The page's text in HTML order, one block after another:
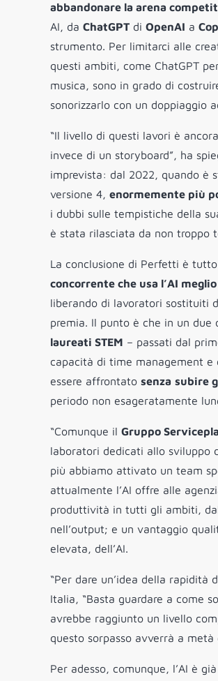
abbandonare la arena
AI, da ChatGPT di OpenAI a
strumento. Per limitarci alle
questi ambiti, come ChatGPT
musica, sono in grado di
sonorizzarlo con un doppiaggio
“Il livello di questi lavori è
invece di un storyboard”, ha
imprevista: dal 2022, quando è
versione 4, enormemente più
i dubbi sulle tempistiche della
è stata rilasciata da non troppo
La conclusione di Perfetti è
concorrente che usa l’AI
liberando di lavoratori sostituiti
premia. Il punto è che in un due
laureati STEM – passati dal
capacità di time management
essere affrontato senza subire
periodo non esageratamente
“Comunque il Gruppo
laboratori dedicati allo sviluppo
più abbiamo attivato un team
attualmente l’AI offre alle
produttività in tutti gli ambiti,
nell’output; e un vantaggio
elevata, dell’AI.
“Per dare un’idea della rapidità
Italia, “Basta guardare a come
avrebbe raggiunto un livello
questo sorpasso avverrà a metà
Per adesso, comunque, l’AI è